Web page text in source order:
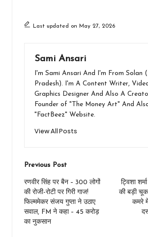
Last updated on May 27, 2026
Sami Ansari
I'm Sami Ansari And I'm From Solan
Pradesh). I'm A Content Writer,
Graphics Designer And Also A
Founder of "The Money Art" And
"FactBeez" Website.
View All Posts
Post
navigation
Previous Post
रणवीर सिंह पर बैन – 300 लोगों
की रोजी-रोटी पर गिरी गाज!
फिल्ममेकर संजय गुप्ता ने उठाए
सवाल, FM ने कहा – 45 करोड़
का नुकसान
ट्विशा
की बड़ी
कमरे